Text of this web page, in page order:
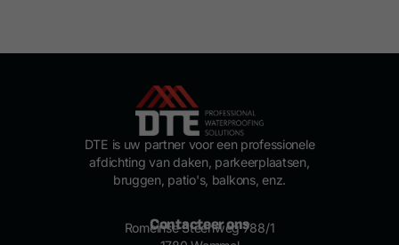
DTE is uw partner voor een professionele
afdichting van daken, parkeerplaatsen,
bruggen, patio's, balkons, enz.
Contacteer ons
Romeinse Steenweg 788/1